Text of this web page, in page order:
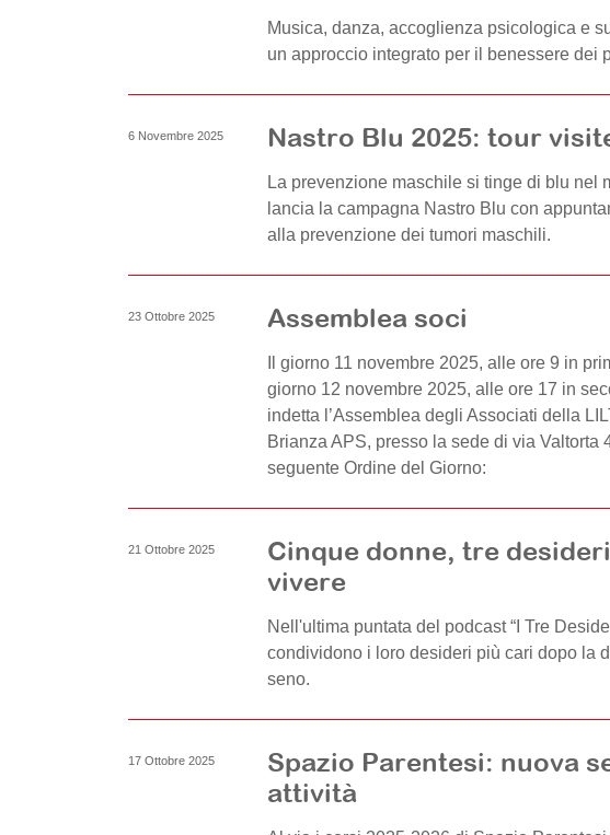
Musica, danza, accoglienza psicologica e
un approccio integrato per il benessere dei
6 Novembre 2025 Nastro Blu 2025: tour
La prevenzione maschile si tinge di blu nel
lancia la campagna Nastro Blu con
alla prevenzione dei tumori maschili.
23 Ottobre 2025 Assemblea soci
Il giorno 11 novembre 2025, alle ore 9 in
giorno 12 novembre 2025, alle ore 17 in
indetta l’Assemblea degli Associati della
Brianza APS, presso la sede di via Valtorta
seguente Ordine del Giorno:
21 Ottobre 2025
Cinque donne, tre
vivere
Nell'ultima puntata del podcast “I Tre
condividono i loro desideri più cari dopo la
seno.
17 Ottobre 2025
Spazio Parentesi: nuova
attività